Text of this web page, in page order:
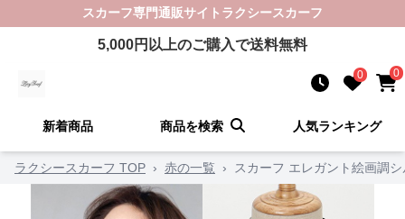
スカーフ専門通販サイト ラクシースカーフ
5,000円以上のご購入で送料無料
0 0
新着商品 商品を検索 人気ランキング
ラクシースカーフ TOP › 赤の一覧 › スカーフ エレガント絵画調